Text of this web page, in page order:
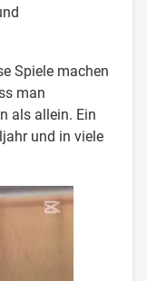
Spiele machen
man
als allein. Ein
und in viele